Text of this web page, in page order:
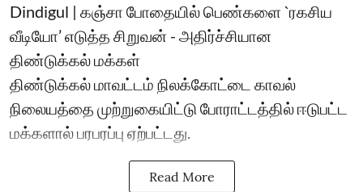
Dindigul | கஞ்சா போதையில் பெண்களை `ரகசிய
வீடியோ’ எடுத்த சிறுவன் - அதிர்ச்சியான
திண்டுக்கல் மக்கள்
திண்டுக்கல் மாவட்டம் நிலக்கோட்டை காவல்
நிலையத்தை முற்றுகையிட்டு போராட்டத்தில் ஈடுபட்ட
மக்களால் பரபரப்பு ஏற்பட்டது.
Read More